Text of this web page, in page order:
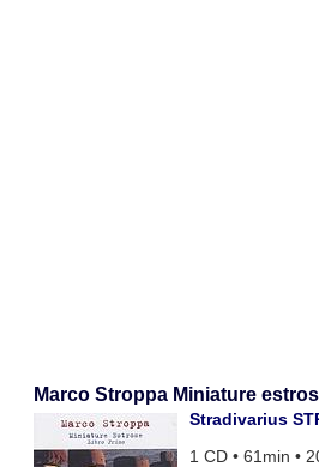
Marco Stroppa Miniature
Stradivarius
1 CD • 61min •